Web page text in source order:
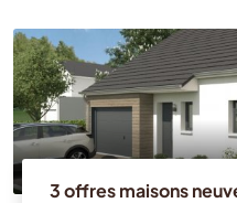
3 offres maisons